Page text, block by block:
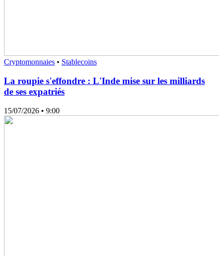
Cryptomonnaies • Stablecoins
La roupie s'effondre : L'Inde mise sur les milliards
de ses expatriés
15/07/2026 • 9:00